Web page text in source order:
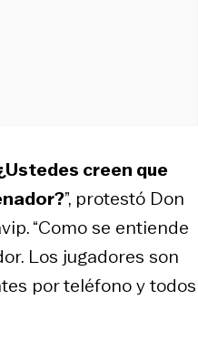
creen que
”, protestó Don
. “Como se entiende
Los jugadores son
por teléfono y todos